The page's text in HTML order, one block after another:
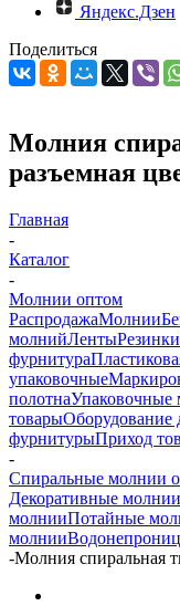
Яндекс.Дзен
Поделиться
Молния
разъемная
Главная
-
Каталог
-
Молнии оптом
РаспродажаМолнии
молнийЛентыРезинки
фурнитура
упаковочные
полотнаУпаковочные
товарыОборудование
фурнитурыПриход
-
Спиральные молнии
Декоративные молнии
молнииПотайные
молнии
-Молния спиральная